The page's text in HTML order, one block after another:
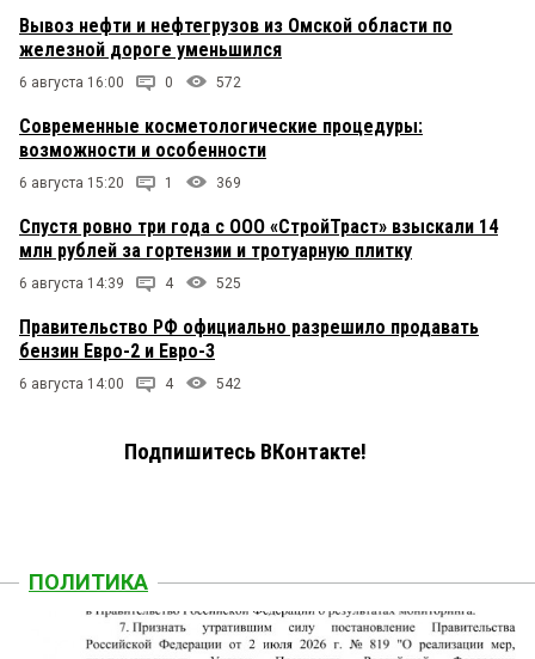
Вывоз нефти и нефтегрузов из Омской области по
железной дороге уменьшился
6 августа 16:00 0 572
Современные косметологические процедуры:
возможности и особенности
6 августа 15:20 1 369
Спустя ровно три года с ООО «СтройТраст» взыскали 14
млн рублей за гортензии и тротуарную плитку
6 августа 14:39 4 525
Правительство РФ официально разрешило продавать
бензин Евро-2 и Евро-3
6 августа 14:00 4 542
Подпишитесь ВКонтакте!
ПОЛИТИКА